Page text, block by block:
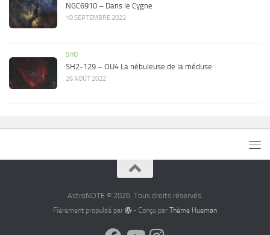
NGC6910 – Dans le Cygne
10 SEPTEMBRE 2022
SHO
SH2-129 – OU4 La nébuleuse de la méduse
26 AOÛT 2022
AstroNOTE © 2026. Tous droits réservés.
Fièrement propulsé par - Conçu parThème Hueman